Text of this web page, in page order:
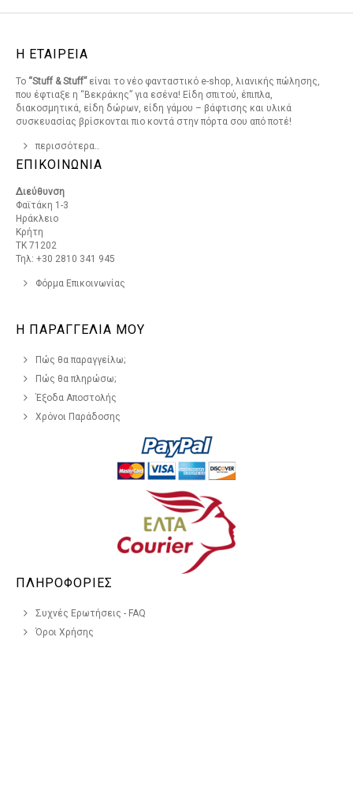
Η ΕΤΑΙΡΕΙΑ
Το “Stuff & Stuff”είναι το νέο φανταστικό e-shop, λιανικής πώλησης,
που έφτιαξε η “Βεκράκης” για εσένα! Είδη σπιτού, έπιπλα,
διακοσμητικά, είδη δώρων, είδη γάμου – βάφτισης και υλικά
συσκευασίας βρίσκονται πιο κοντά στην πόρτα σου από ποτέ!
περισσότερα..
ΕΠΙΚΟΙΝΩΝΙΑ
Διεύθυνση
Φαϊτάκη 1-3
Ηράκλειο
Κρήτη
ΤΚ 71202
Τηλ: +30 2810 341 945
Φόρμα Επικοινωνίας
Η ΠΑΡΑΓΓΕΛΙΑ ΜΟΥ
Πώς θα παραγγείλω;
Πώς θα πληρώσω;
Έξοδα Αποστολής
Χρόνοι Παράδοσης
ΠΛΗΡΟΦΟΡΙΕΣ
Συχνές Ερωτήσεις - FAQ
Όροι Χρήσης